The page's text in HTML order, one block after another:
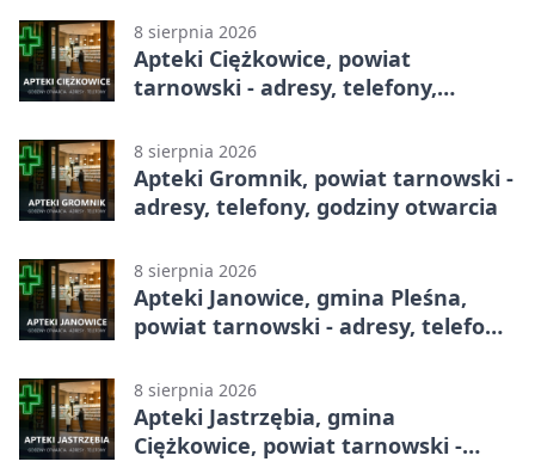
8 sierpnia 2026
Apteki Ciężkowice, powiat
tarnowski - adresy, telefony,
8 sierpnia 2026
Apteki Gromnik, powiat tarnowski -
adresy, telefony, godziny otwarcia
8 sierpnia 2026
Apteki Janowice, gmina Pleśna,
powiat tarnowski - adresy, telefony,
8 sierpnia 2026
Apteki Jastrzębia, gmina
Ciężkowice, powiat tarnowski -